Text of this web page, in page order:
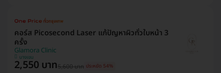
คอร์ส Picosecond Laser แก้ปัญหาผิวทั่วใบหน้า 3
ครั้ง
Glamora Clinic
บางเขน
2,550 บาท5,600 บาท ประหยัด 54%